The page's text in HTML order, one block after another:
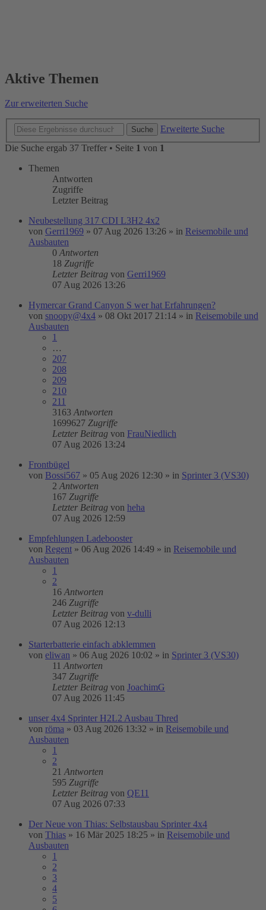
Aktive Themen
Zur erweiterten Suche
Suche
Erweiterte Suche
Die Suche ergab 37 Treffer • Seite 1 von 1
Themen
Antworten
Zugriffe
Letzter Beitrag
Neubestellung 317 CDI L3H2 4x2
von Gerri1969 » 07 Aug 2026 13:26 » in Reisemobile und
Ausbauten
0 Antworten
18 Zugriffe
Letzter Beitrag von Gerri1969
07 Aug 2026 13:26
Hymercar Grand Canyon S wer hat Erfahrungen?
von snoopy@4x4 » 08 Okt 2017 21:14 » in Reisemobile und
Ausbauten
1
…
207
208
209
210
211
3163 Antworten
1699627 Zugriffe
Letzter Beitrag von FrauNiedlich
07 Aug 2026 13:24
Frontbügel
von Bossi567 » 05 Aug 2026 12:30 » in Sprinter 3 (VS30)
2 Antworten
167 Zugriffe
Letzter Beitrag von heha
07 Aug 2026 12:59
Empfehlungen Ladebooster
von Regent » 06 Aug 2026 14:49 » in Reisemobile und
Ausbauten
1
2
16 Antworten
246 Zugriffe
Letzter Beitrag von v-dulli
07 Aug 2026 12:13
Starterbatterie einfach abklemmen
von eliwan » 06 Aug 2026 10:02 » in Sprinter 3 (VS30)
11 Antworten
347 Zugriffe
Letzter Beitrag von JoachimG
07 Aug 2026 11:45
unser 4x4 Sprinter H2L2 Ausbau Thred
von röma » 03 Aug 2026 13:32 » in Reisemobile und
Ausbauten
1
2
21 Antworten
595 Zugriffe
Letzter Beitrag von QE11
07 Aug 2026 07:33
Der Neue von Thias: Selbstausbau Sprinter 4x4
von Thias » 16 Mär 2025 18:25 » in Reisemobile und
Ausbauten
1
2
3
4
5